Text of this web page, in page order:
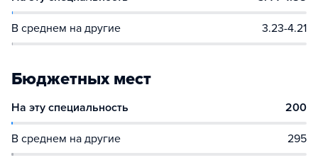
В среднем на другие 3.23-4.21
Бюджетных мест
На эту специальность 200
В среднем на другие 295